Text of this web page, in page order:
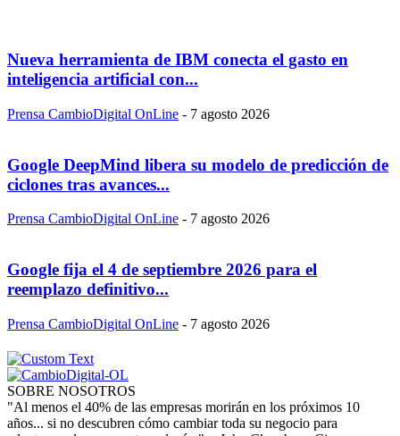
Nueva herramienta de IBM conecta el gasto en
inteligencia artificial con...
Prensa CambioDigital OnLine - 7 agosto 2026
Google DeepMind libera su modelo de predicción de
ciclones tras avances...
Prensa CambioDigital OnLine - 7 agosto 2026
Google fija el 4 de septiembre 2026 para el
reemplazo definitivo...
Prensa CambioDigital OnLine - 7 agosto 2026
SOBRE NOSOTROS
"Al menos el 40% de las empresas morirán en los próximos 10
años... si no descubren cómo cambiar toda su negocio para